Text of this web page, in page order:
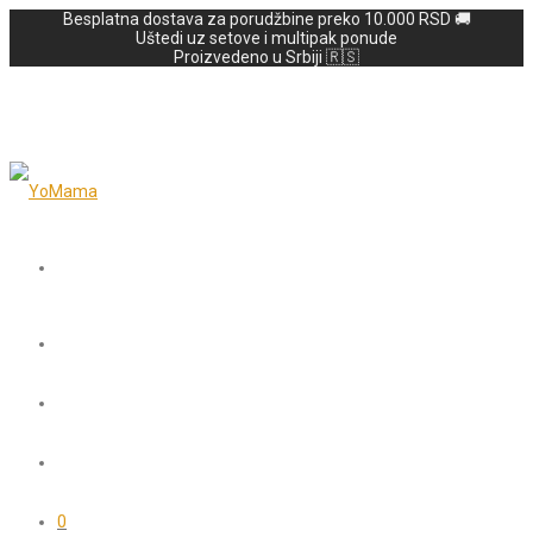
Besplatna dostava za porudžbine preko 10.000 RSD 🚚
Uštedi uz setove i multipak ponude
Proizvedeno u Srbiji 🇷🇸
0